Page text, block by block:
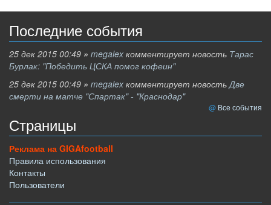
Последние события
25 дек 2015 00:49 » megalex комментирует новость Тарас
Бурлак: "Победить ЦСКА помог кофеин"
25 дек 2015 00:49 » megalex комментирует новостьДве
смерти на матче "Спартак" - "Краснодар"
Все события
Страницы
Реклама на GIGAfootball
Правила использования
Контакты
Пользователи